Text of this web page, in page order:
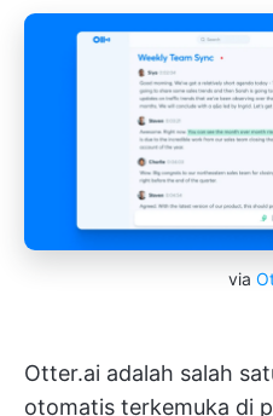
via
Otter.ai adalah salah
otomatis terkemuka di